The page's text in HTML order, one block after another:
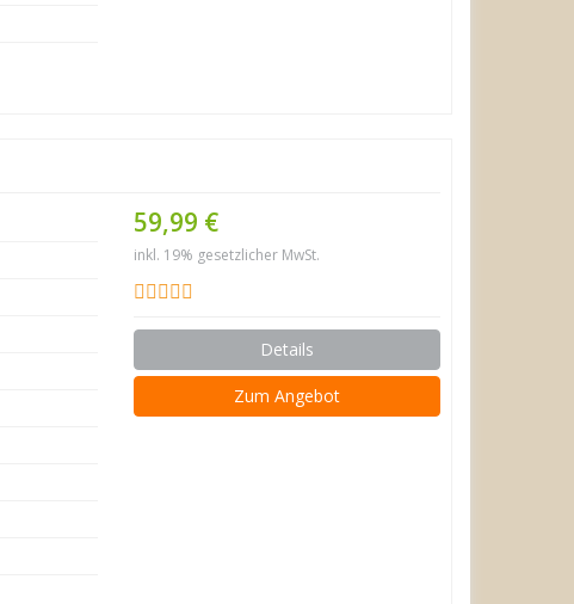
59,99 €
inkl. 19% gesetzlicher MwSt.
Details
Zum Angebot